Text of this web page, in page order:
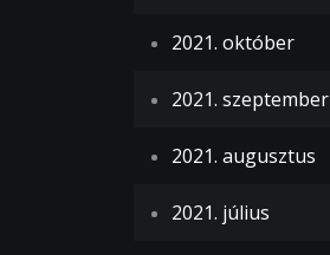
2021. október
2021. szeptember
2021. augusztus
2021. július